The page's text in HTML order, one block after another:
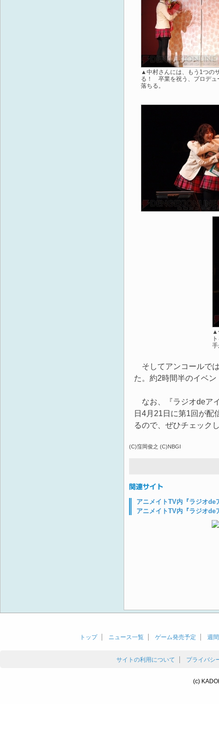
▲中村さんには、もう1つの
る！ 卒業を祝う、プロデュ
落ちる。
▲
そしてアンコールで
た。約2時間半のイベ
なお、『ラジオdeア
日4月21日に第1回が配
るので、ぜひチェック
(C)窪岡俊之 (C)NBGI
アニメイトTV内『ラジオde
アニメイトTV内『ラジオ
トップ ニュース一覧 ゲーム発売予定 週
サイトの利用について プライバシ
(c)